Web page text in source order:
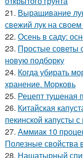
21. Выращивание
свежий лук на
22. Осень в саду:
23. Простые советы
новую подборку
24. Когда убирать
хранение. Морковь
25. Рецепт тушеная
26. Китайская
пекинской капусты
27. Аммиак 10
Полезные свойства
28. Нашатырный